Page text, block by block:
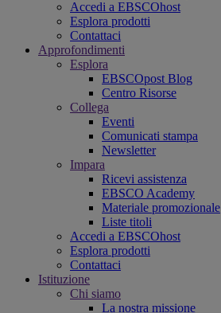
Accedi a EBSCOhost
Esplora prodotti
Contattaci
Approfondimenti
Esplora
EBSCOpost Blog
Centro Risorse
Collega
Eventi
Comunicati stampa
Newsletter
Impara
Ricevi assistenza
EBSCO Academy
Materiale promozionale
Liste titoli
Accedi a EBSCOhost
Esplora prodotti
Contattaci
Istituzione
Chi siamo
La nostra missione